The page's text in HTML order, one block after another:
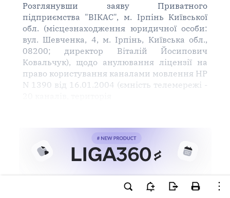
Розглянувши заяву Приватного
підприємства "ВІКАС", м. Ірпінь Київської
обл. (місцезнаходження юридичної особи:
вул. Шевченка, 4, м. Ірпінь, Київська обл.,
08200; директор Віталій Йосипович
Ковальчук), щодо анулювання ліцензії на
право користування каналами мовлення НР
N 1390 від 16.01.2004 (ємність телемережі -